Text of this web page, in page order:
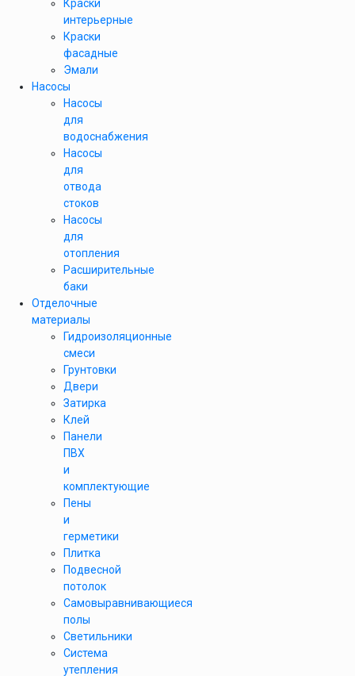
Краски
интерьерные
Краски
фасадные
Эмали
Насосы
Насосы
для
водоснабжения
Насосы
для
отвода
стоков
Насосы
для
отопления
Расширительные
баки
Отделочные
материалы
Гидроизоляционные
смеси
Грунтовки
Двери
Затирка
Клей
Панели
ПВХ
и
комплектующие
Пены
и
герметики
Плитка
Подвесной
потолок
Самовыравнивающиеся
полы
Светильники
Система
утепления